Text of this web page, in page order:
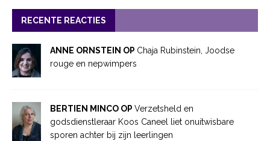
RECENTE REACTIES
ANNE ORNSTEIN OP Chaja Rubinstein, Joodse
rouge en nepwimpers
BERTIEN MINCO OP Verzetsheld en
godsdienstleraar Koos Caneel liet onuitwisbare
sporen achter bij zijn leerlingen